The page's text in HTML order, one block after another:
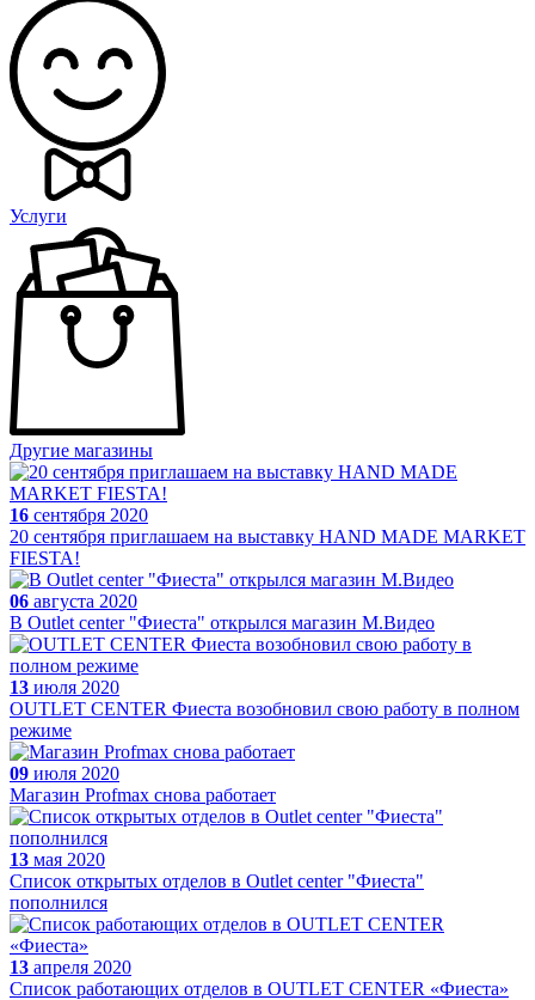
Услуги
Другие магазины
16 сентября 2020
20 сентября приглашаем на выставку HAND MADE MARKET
FIESTA!
06 августа 2020
В Outlet center "Фиеста" открылся магазин М.Видео
13 июля 2020
OUTLET CENTER Фиеста возобновил свою работу в полном
режиме
09 июля 2020
Магазин Profmax снова работает
13 мая 2020
Список открытых отделов в Outlet center "Фиеста"
пополнился
13 апреля 2020
Список работающих отделов в OUTLET CENTER «Фиеста»